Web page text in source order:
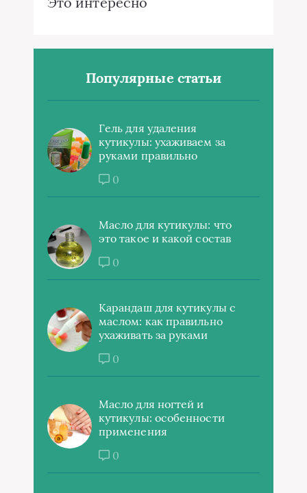
Популярные статьи
Гель для удаления
кутикулы: ухаживаем за
руками правильно
0
Масло для кутикулы: что
это такое и какой состав
0
Карандаш для кутикулы с
маслом: как правильно
ухаживать за руками
0
Масло для ногтей и
кутикулы: особенности
применения
0